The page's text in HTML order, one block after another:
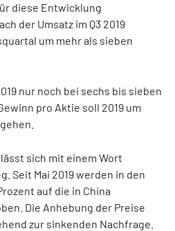
diese Entwicklung
der Umsatz im Q3 2019
um mehr als sieben
nur noch bei sechs bis sieben
pro Aktie soll 2019 um
sich mit einem Wort
Seit Mai 2019 werden in den
auf die in China
Die Anhebung der Preise
zur sinkenden Nachfrage.